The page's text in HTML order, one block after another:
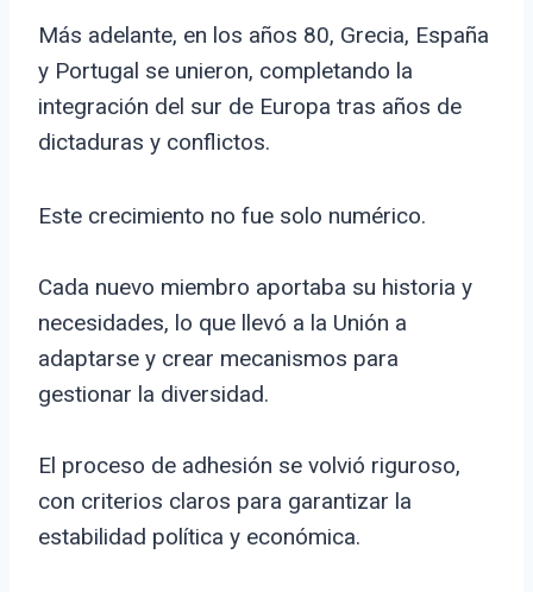
Más adelante, en los años 80, Grecia, España
y Portugal se unieron, completando la
integración del sur de Europa tras años de
dictaduras y conflictos.
Este crecimiento no fue solo numérico.
Cada nuevo miembro aportaba su historia y
necesidades, lo que llevó a la Unión a
adaptarse y crear mecanismos para
gestionar la diversidad.
El proceso de adhesión se volvió riguroso,
con criterios claros para garantizar la
estabilidad política y económica.